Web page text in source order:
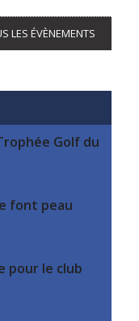
LES ÉVÈNEMENTS
Golf du
font peau
pour le club